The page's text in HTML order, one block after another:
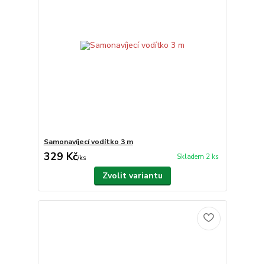
Samonavíjecí vodítko 3 m
329 Kč/ks Skladem 2 ks
Zvolit variantu